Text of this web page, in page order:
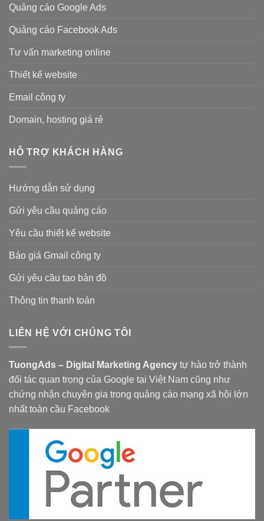
Quảng cáo Google Ads
Quảng cáo Facebook Ads
Tư vấn marketing online
Thiết kế website
Email công ty
Domain, hosting giá rẻ
HỖ TRỢ KHÁCH HÀNG
Hướng dẫn sử dụng
Gửi yêu cầu quảng cáo
Yêu cầu thiết kế website
Báo giá Gmail công ty
Gửi yêu cầu tạo bản đồ
Thông tin thanh toán
LIÊN HỆ VỚI CHÚNG TÔI
TuongAds – Digital Marketing Agency tự hào trở thành
đối tác quan trọng của Google tại Việt Nam cũng như
chứng nhận chuyên gia trong quảng cáo mạng xã hội lớn
nhất toàn cầu Facebook